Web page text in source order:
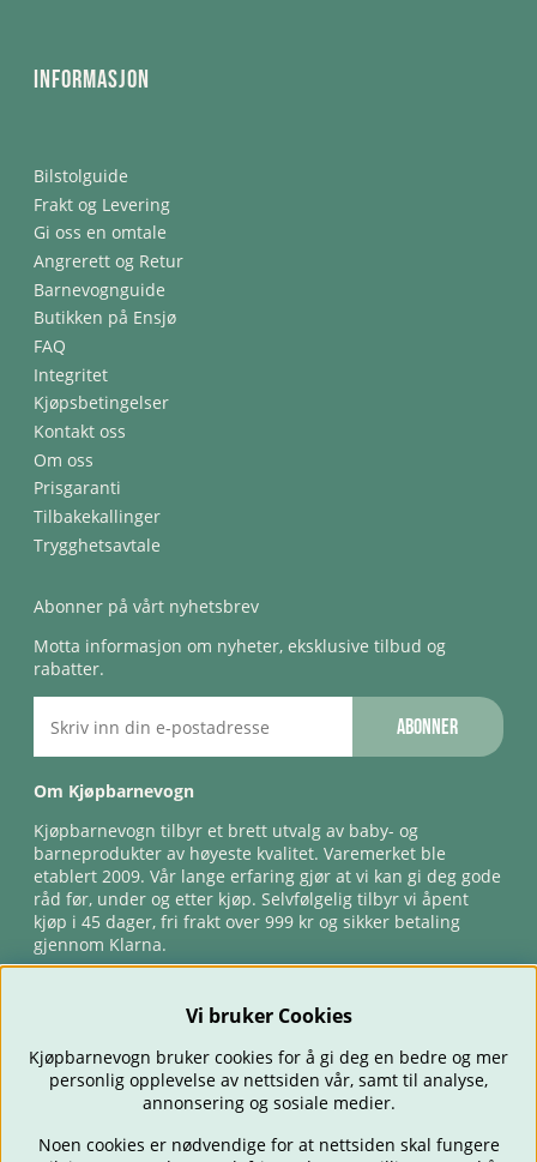
Informasjon
Bilstolguide
Frakt og Levering
Gi oss en omtale
Angrerett og Retur
Barnevognguide
Butikken på Ensjø
FAQ
Integritet
Kjøpsbetingelser
Kontakt oss
Om oss
Prisgaranti
Tilbakekallinger
Trygghetsavtale
Abonner på vårt nyhetsbrev
Motta informasjon om nyheter, eksklusive tilbud og
rabatter.
Abonner
Om Kjøpbarnevogn
Kjøpbarnevogn tilbyr et brett utvalg av baby- og
barneprodukter av høyeste kvalitet. Varemerket ble
etablert 2009. Vår lange erfaring gjør at vi kan gi deg gode
råd før, under og etter kjøp. Selvfølgelig tilbyr vi åpent
kjøp i 45 dager, fri frakt over 999 kr og sikker betaling
gjennom Klarna.
Vi bruker Cookies
Kjøpbarnevogn bruker cookies for å gi deg en bedre og mer
personlig opplevelse av nettsiden vår, samt til analyse,
annonsering og sosiale medier.
Noen cookies er nødvendige for at nettsiden skal fungere